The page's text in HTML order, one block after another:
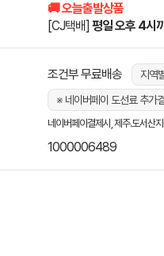
🚚 오늘출발상품
[CJ택배] 평일 오후 4시
조건부 무료배송 지역
※ 네이버페이 도선료 추가
네이버페이결제시, 제주.도서산
1000006489